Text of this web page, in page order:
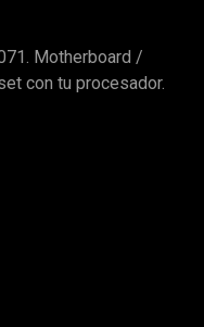
Motherboard /
con tu procesador.